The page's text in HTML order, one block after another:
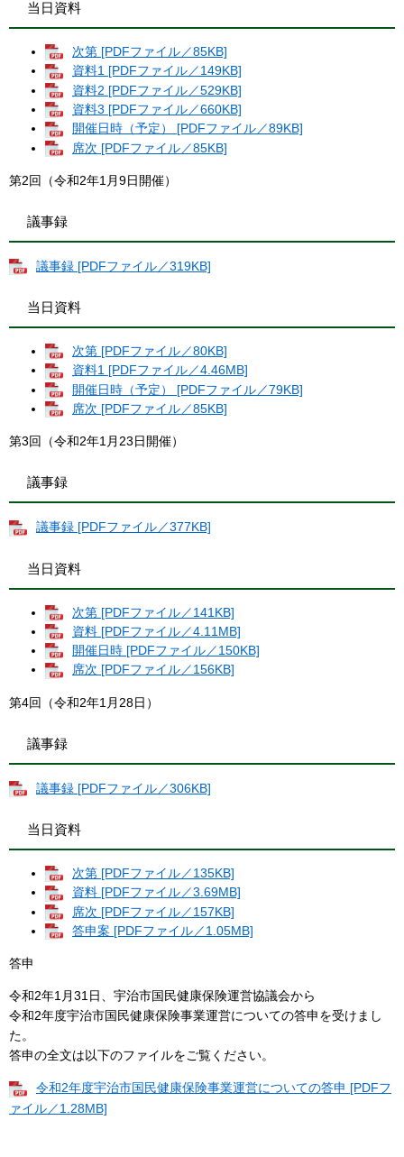
当日資料
次第 [PDFファイル／85KB]
資料1 [PDFファイル／149KB]
資料2 [PDFファイル／529KB]
資料3 [PDFファイル／660KB]
開催日時（予定） [PDFファイル／89KB]
席次 [PDFファイル／85KB]
第2回（令和2年1月9日開催）
議事録
議事録 [PDFファイル／319KB]
当日資料
次第 [PDFファイル／80KB]
資料1 [PDFファイル／4.46MB]
開催日時（予定） [PDFファイル／79KB]
席次 [PDFファイル／85KB]
第3回（令和2年1月23日開催）
議事録
議事録 [PDFファイル／377KB]
当日資料
次第 [PDFファイル／141KB]
資料 [PDFファイル／4.11MB]
開催日時 [PDFファイル／150KB]
席次 [PDFファイル／156KB]
第4回（令和2年1月28日）
議事録
議事録 [PDFファイル／306KB]
当日資料
次第 [PDFファイル／135KB]
資料 [PDFファイル／3.69MB]
席次 [PDFファイル／157KB]
答申案 [PDFファイル／1.05MB]
答申
令和2年1月31日、宇治市国民健康保険運営協議会から
令和2年度宇治市国民健康保険事業運営についての答申を受けまし
た。
答申の全文は以下のファイルをご覧ください。
令和2年度宇治市国民健康保険事業運営についての答申 [PDFフ
ァイル／1.28MB]